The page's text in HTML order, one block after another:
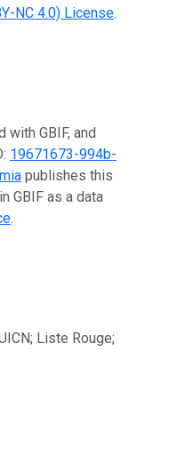
NC 4.0) License.
GBIF, and
19671673-994b-
publishes this
GBIF as a data
.
Liste Rouge;